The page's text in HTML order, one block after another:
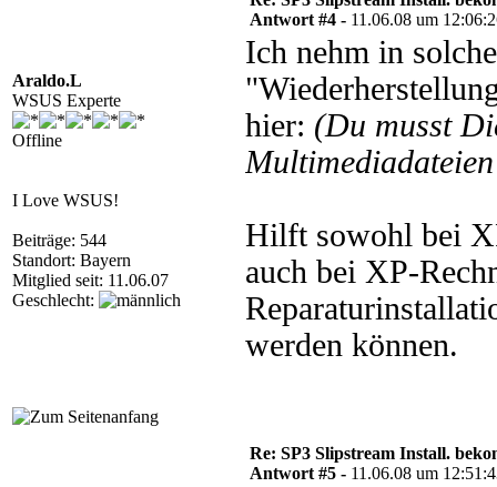
Araldo.L
WSUS Experte
Offline
I Love WSUS!
Beiträge: 544
Standort: Bayern
Mitglied seit: 11.06.07
Geschlecht:
Antwort #4 - 11.06.08 um
Ich nehm in
hier: (Du musst
Hilft sowohl bei
auch bei XP-
werden können.
Re: SP3 Slipstream Install.
Antwort #5 - 11.06.08 um